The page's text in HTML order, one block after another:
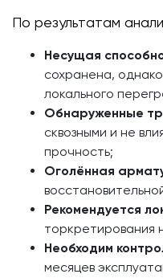
По результатам
Несущая
сохранена,
локального
Обнаруженные
сквозными и не
прочность;
Оголённая
Рекомендуется
торкретирования
Необходим
месяцев